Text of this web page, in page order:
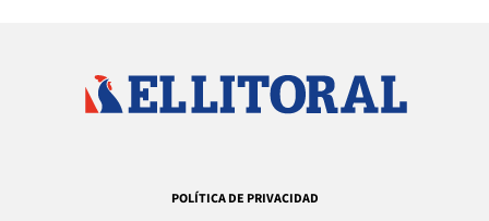
POLÍTICA DE PRIVACIDAD